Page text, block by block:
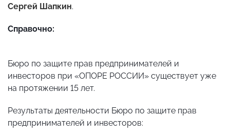
Сергей Шапкин.
Справочно:
Бюро по защите прав предпринимателей и
инвесторов при «ОПОРЕ РОССИИ» существует уже
на протяжении 15 лет.
Результаты деятельности Бюро по защите прав
предпринимателей и инвесторов: